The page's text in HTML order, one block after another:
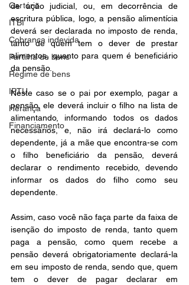
Cartório
ITBI
Cobrança indevida
Partilha de bens
Regime de bens
IPTU
Herança
Financiamento
de ação judicial, ou, em decorrência de
escritura pública, logo, a pensão alimentícia
deverá ser declarada no imposto de renda,
tanto de quem tem o dever de prestar
alimentos, quanto para quem é beneficiário
da pensão.
Neste caso se o pai por exemplo, pagar a
pensão, ele deverá incluir o filho na lista de
alimentando, informando todos os dados
necessários, e, não irá declará-lo como
dependente, já a mãe que encontra-se com
o filho beneficiário da pensão, deverá
declarar o rendimento recebido, devendo
informar os dados do filho como seu
dependente.
Assim, caso você não faça parte da faixa de
isenção do imposto de renda, tanto quem
paga a pensão, como quem recebe a
pensão deverá obrigatoriamente declará-la
em seu imposto de renda, sendo que, quem
tem o dever de pagar declarar em